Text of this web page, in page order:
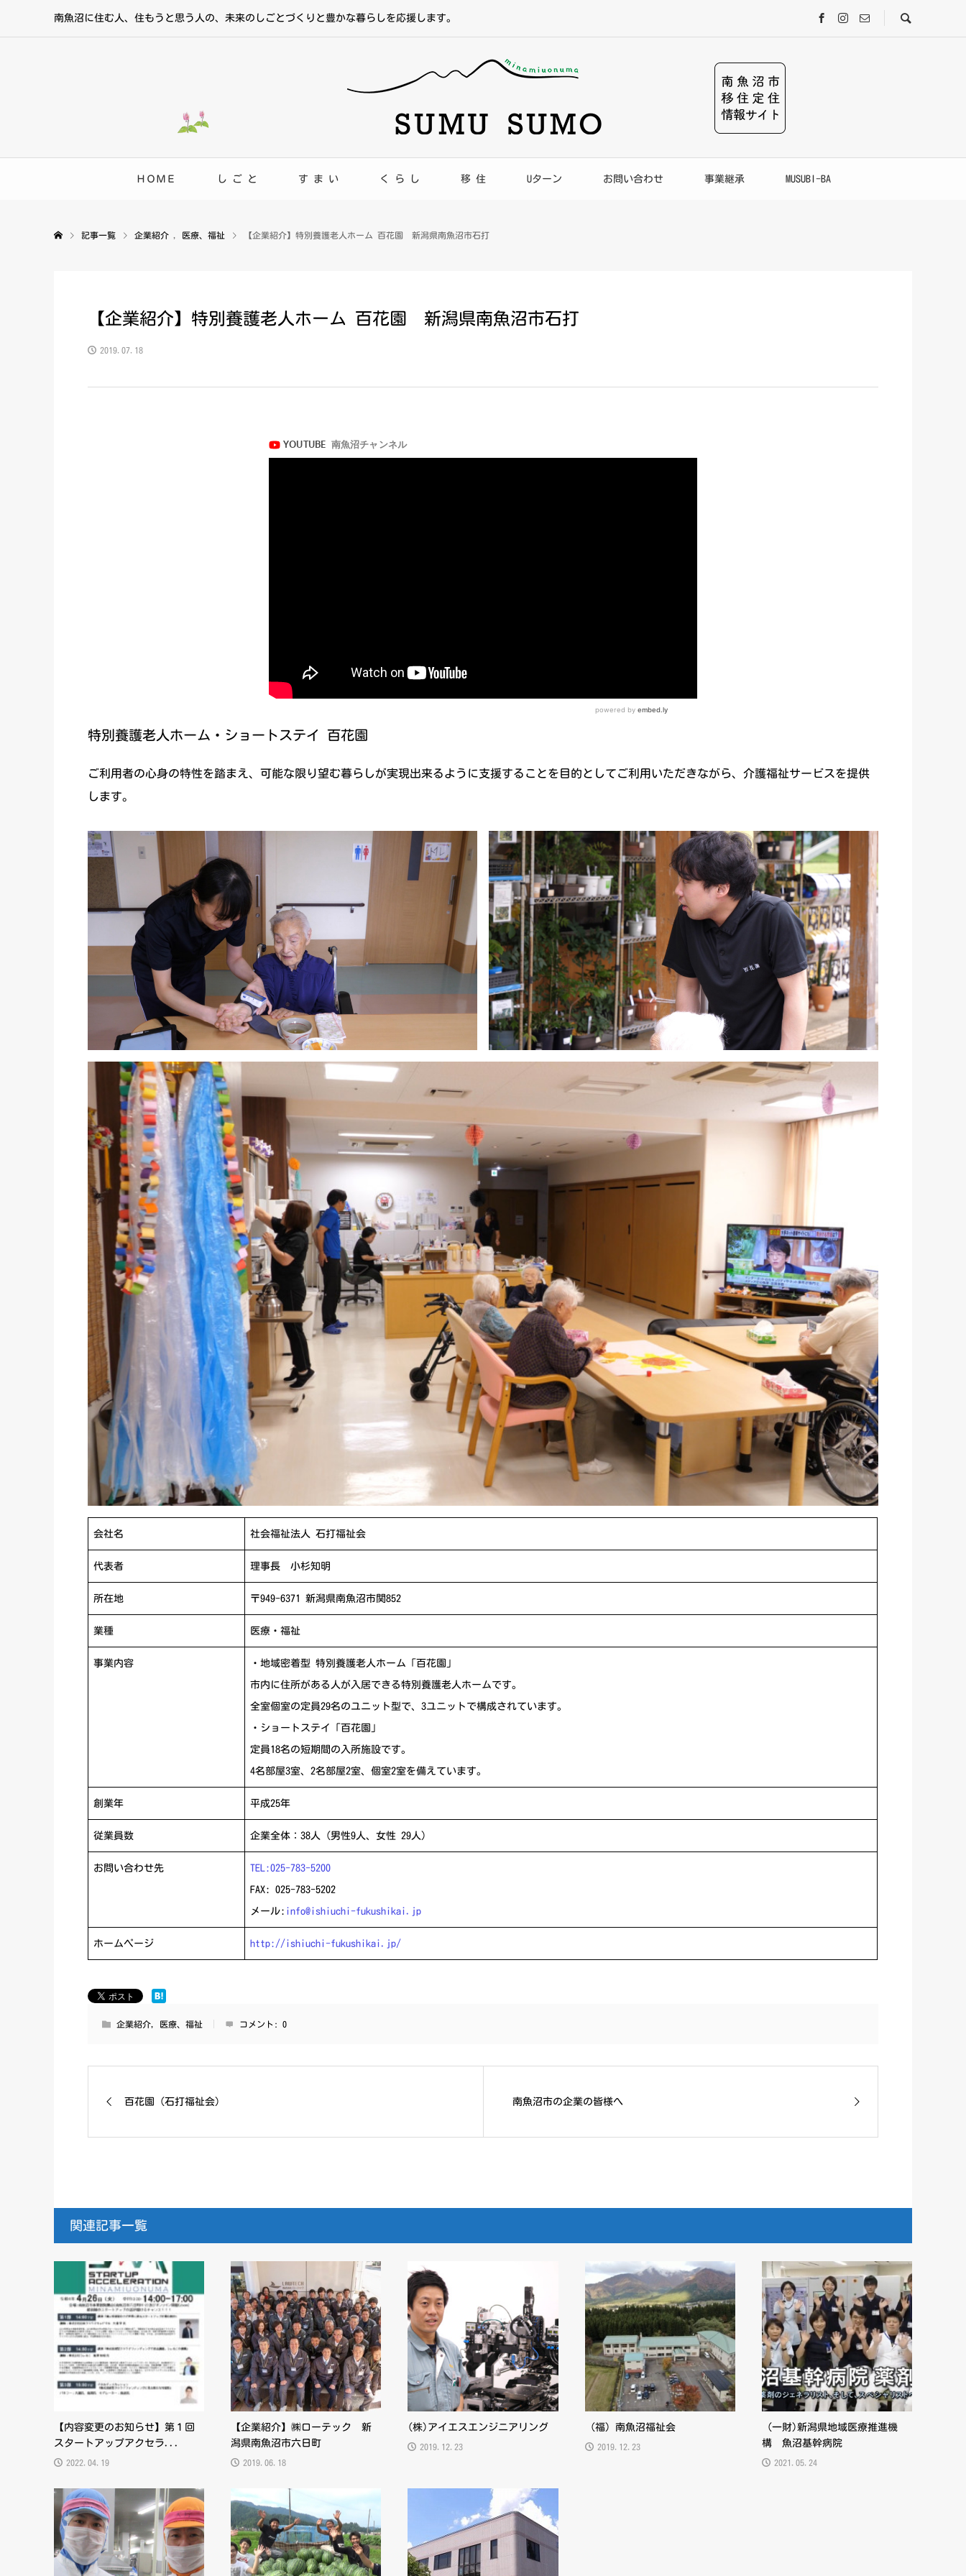
南魚沼に住む人、住もうと思う人の、未来のしごとづくりと豊かな暮らしを応援します。
ＨＯＭＥ し ご と す ま い く ら し 移 住 Uターン お問い合わせ 事業継承 MUSUBI-BA
記事一覧 企業紹介 医療、福祉 【企業紹介】特別養護老人ホーム 百花園 新潟県南魚沼市石打
【企業紹介】特別養護老人ホーム 百花園 新潟県南魚沼市石打
2019.07.18
特別養護老人ホーム・ショートステイ 百花園
ご利用者の心身の特性を踏まえ、可能な限り望む暮らしが実現出来るように支援することを目的としてご利用いただきながら、介護福祉サービスを提供
します。
会社名 社会福祉法人 石打福祉会
代表者 理事長 小杉知明
所在地 〒949-6371 新潟県南魚沼市関852
業種 医療・福祉
事業内容 ・地域密着型 特別養護老人ホーム「百花園」
市内に住所がある人が入居できる特別養護老人ホームです。
全室個室の定員29名のユニット型で、3ユニットで構成されています。
・ショートステイ「百花園」
定員18名の短期間の入所施設です。
4名部屋3室、2名部屋2室、個室2室を備えています。
創業年 平成25年
従業員数 企業全体：38人（男性9人、女性 29人）
お問い合わせ先 TEL:025-783-5200
FAX: 025-783-5202
メール: info@ishiuchi-fukushikai.jp
ホームページ http://ishiuchi-fukushikai.jp/
企業紹介 医療、福祉 コメント:0
百花園 (石打福祉会) 南魚沼市の企業の皆様へ
関連記事一覧
【内容変更のお知らせ】第１回
スタートアップアクセラ...
2022.04.19
【企業紹介】㈱ローテック 新
潟県南魚沼市六日町
2019.06.18
(株)アイエスエンジニアリング
2019.12.23
（福）南魚沼福祉会
2019.12.23
（一財)新潟県地域医療推進機
構 魚沼基幹病院
2021.05.24